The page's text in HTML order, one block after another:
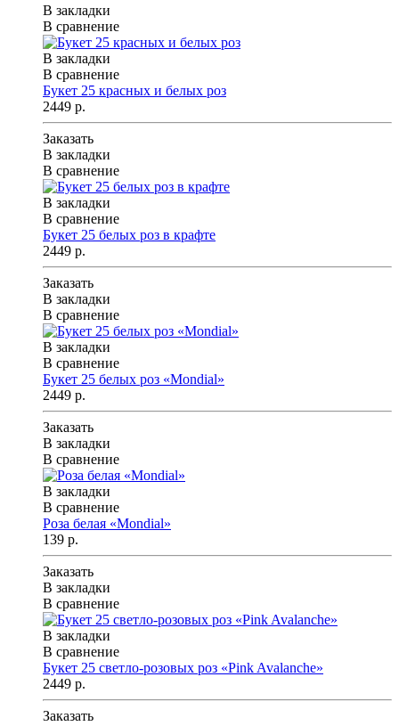
В закладки
В сравнение
В закладки
В сравнение
Букет 25 красных и белых роз
2449 р.
Заказать
В закладки
В сравнение
В закладки
В сравнение
Букет 25 белых роз в крафте
2449 р.
Заказать
В закладки
В сравнение
В закладки
В сравнение
Букет 25 белых роз «Mondial»
2449 р.
Заказать
В закладки
В сравнение
В закладки
В сравнение
Роза белая «Mondial»
139 р.
Заказать
В закладки
В сравнение
В закладки
В сравнение
Букет 25 светло-розовых роз «Pink Avalanche»
2449 р.
Заказать